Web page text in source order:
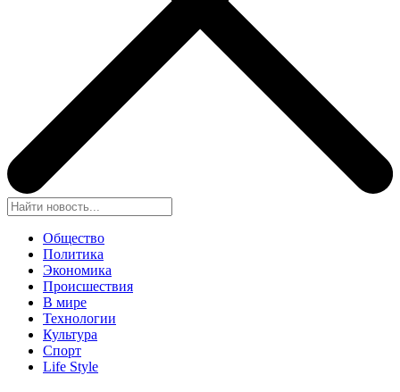
Общество
Политика
Экономика
Происшествия
В мире
Технологии
Культура
Спорт
Life Style